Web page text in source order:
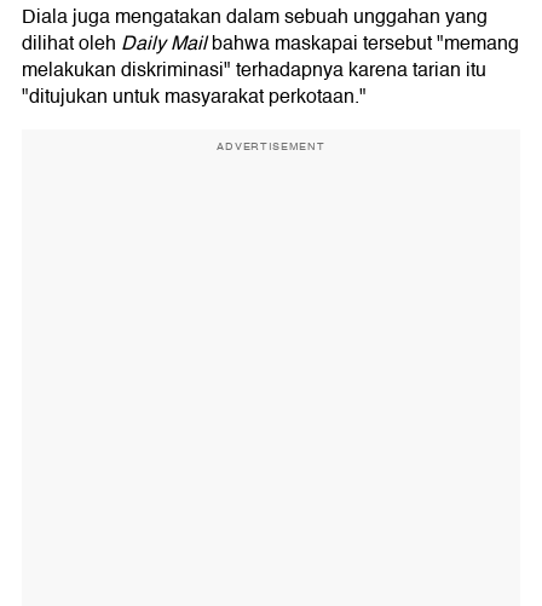
Diala juga mengatakan dalam sebuah unggahan yang
dilihat oleh Daily Mailbahwa maskapai tersebut "memang
melakukan diskriminasi" terhadapnya karena tarian itu
"ditujukan untuk masyarakat perkotaan."
ADVERTISEMENT